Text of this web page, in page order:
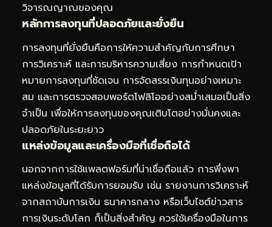
วิจารณญาณของคุณ
หลักการลงทุนที่ปลอดภัยและยั่งยืน
การลงทุนที่ยั่งยืนคือการให้ความสำคัญกับการศึกษา
การวิเคราะห์ และการบริหารความเสี่ยง การกำหนดเป้า
หมายการลงทุนที่ชัดเจน การจัดสรรเงินทุนอย่างเหมาะ
สม และการตรวจสอบพอร์ตโฟลิโออย่างสม่ำเสมอเป็นสิ่ง
จำเป็น เพื่อให้การลงทุนของคุณเติบโตอย่างมั่นคงและ
ปลอดภัยในระยะยาว
แหล่งข้อมูลและเครื่องมือที่เชื่อถือได้
นอกจากการใช้แพลตฟอร์มที่น่าเชื่อถือแล้ว การพึ่งพา
แหล่งข้อมูลที่ได้รับการยอมรับ เช่น รายงานการวิเคราะห์
จากสถาบันการเงิน ธนาคารกลาง หรือเว็บไซต์ข่าวสาร
การเงินระดับโลก ก็เป็นสิ่งสำคัญ ควรใช้เครื่องมือในการ